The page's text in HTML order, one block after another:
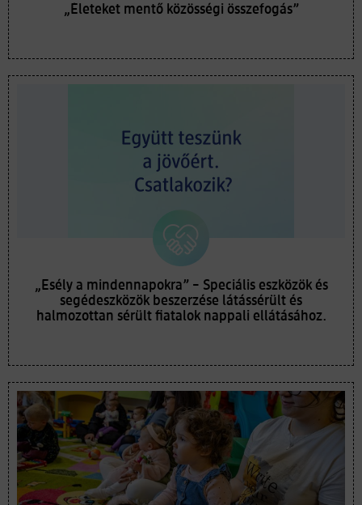
„Életeket mentő közösségi összefogás”
„Esély a mindennapokra” – Speciális eszközök és
segédeszközök beszerzése látássérült és
halmozottan sérült fiatalok nappali ellátásához.